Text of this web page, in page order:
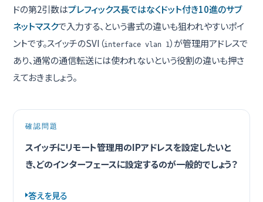
ドの第2引数はプレフィックス長ではなくドット付き10進のサブ
ネットマスクで入力する、という書式の違いも狙われやすいポイ
ントです。スイッチのSVI（interface vlan 1）が管理用アドレスで
あり、通常の通信転送には使われないという役割の違いも押さ
えておきましょう。
確認問題
スイッチにリモート管理用のIPアドレスを設定したいと
き、どのインターフェースに設定するのが一般的でしょう？
答えを見る